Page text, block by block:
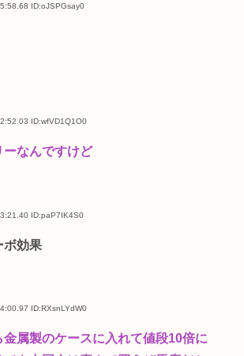
ID:oJSPGsay0
ID:wfVD1Q1O0
ーなんですけど
ID:paP7IK4S0
ボ効果
ID:RXsnLYdW0
金属製のケースに入れて値段10倍に